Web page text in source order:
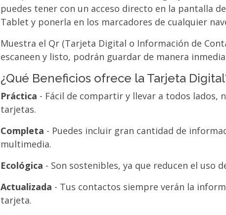
puedes tener con un acceso directo en la pantalla
Tablet y ponerla en los marcadores de cualquier
Muestra el Qr (Tarjeta Digital o Información de
escaneen y listo, podrán guardar de manera
¿Qué Beneficios ofrece la Tarjeta
Práctica - Fácil de compartir y llevar a todos lados,
tarjetas.
Completa - Puedes incluir gran cantidad de
multimedia.
Ecológica - Son sostenibles, ya que reducen el uso
Actualizada - Tus contactos siempre verán la
tarjeta.